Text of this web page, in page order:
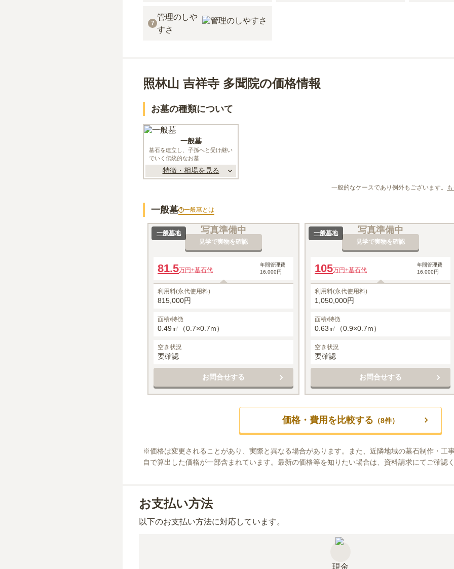
7
管理のしや
すさ
照林山 吉祥寺 多聞院の価格情報
お墓の種類について
一般墓
墓石を建立し、子孫へと受け継い
でいく伝統的なお墓
特徴・相場を見る
一般的なケースであり例外もございます。
一般墓 一般墓とは
写真準備中
見学で実物を確認
一般墓地
81.5万円+墓石代
年間管理費
16,000円
利用料(永代使用料)
815,000円
面積/特徴
0.49㎡（0.7×0.7m）
空き状況
要確認
お問合せする
写真準備中
見学で実物を確認
一般墓地
105万円+墓石代
年間管理費
16,000円
利用料(永代使用料)
1,050,000円
面積/特徴
0.63㎡（0.9×0.7m）
空き状況
要確認
お問合せする
価格・費用を比較する （8件）
※価格は変更されることがあり、実際と異なる場合があります。また、近隣地域の墓石制作・工
自で算出した価格が一部含まれています。最新の価格等を知りたい場合は、資料請求にてご確認
お支払い方法
以下のお支払い方法に対応しています。
現金